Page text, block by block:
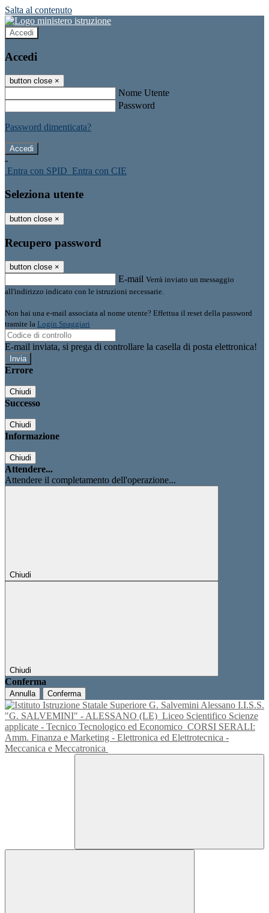
Salta al contenuto
Accedi
Accedi
button close ×
Nome Utente
Password
Password dimenticata?
-
Entra con SPID Entra con CIE
Seleziona utente
button close ×
Recupero password
button close ×
E-mail Verrà inviato un messaggio
all'indirizzo indicato con le istruzioni necessarie.
Non hai una e-mail associata al nome utente? Effettua il reset della password
tramite la Login Spaggiari
E-mail inviata, si prega di controllare la casella di posta elettronica!
Errore
Chiudi
Successo
Chiudi
Informazione
Chiudi
Attendere...
Attendere il completamento dell'operazione...
Chiudi
Chiudi
Conferma
Annulla Conferma
I.I.S.S.
"G. SALVEMINI" - ALESSANO (LE) Liceo Scientifico Scienze
applicate - Tecnico Tecnologico ed Economico CORSI SERALI:
Amm. Finanza e Marketing - Elettronica ed Elettrotecnica -
Meccanica e Meccatronica